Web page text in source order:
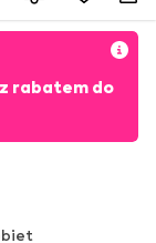
rabatem do